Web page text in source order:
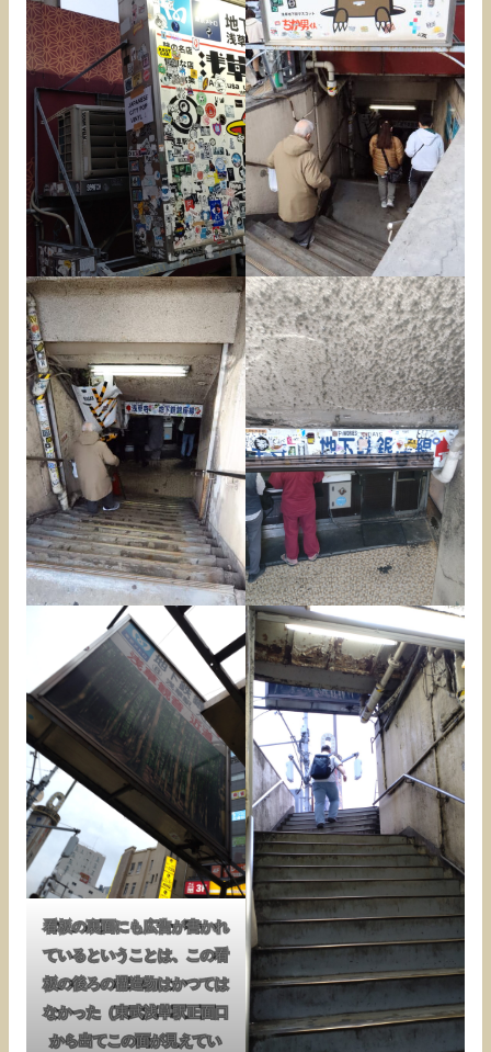
看板の裏面にも広告が書かれ
ているということは、この看
板の後ろの構造物はかつては
なかった（東武浅草駅正面口
から出てこの面が見えてい